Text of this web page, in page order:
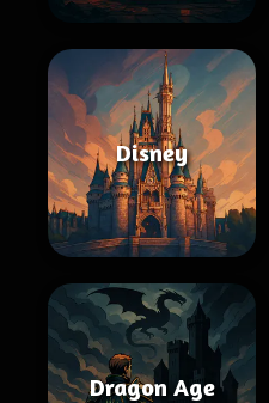
Disney
Dragon Age